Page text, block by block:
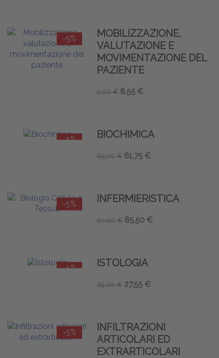
-5%
MOBILIZZAZIONE,
VALUTAZIONE E
MOVIMENTAZIONE DEL
PAZIENTE
9,00 € 8,55 €
-5% BIOCHIMICA
65,00 € 61,75 €
-5% INFERMIERISTICA
90,00 € 85,50 €
-5% ISTOLOGIA
29,00 € 27,55 €
-5%
INFILTRAZIONI
ARTICOLARI ED
EXTRARTICOLARI